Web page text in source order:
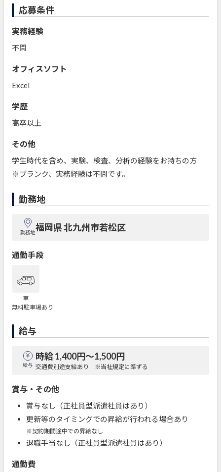
応募条件
実務経験
不問
オフィスソフト
Excel
学歴
高卒以上
その他
学生時代を含め、実験、検査、分析の経験をお持ちの方
※ブランク、実務経験は不問です。
勤務地
勤務地福岡県 北九州市若松区
通勤手段
車
無料駐車場あり
給与
給与
時給 1,400円〜1,500円
交通費別途支給あり ※当社規定に準ずる
賞与・その他
賞与なし（正社員型派遣社員はあり）
更新等のタイミングでの昇給が行われる場合あり
※契約期間途中での昇給なし
退職手当なし（正社員型派遣社員はあり）
通勤費